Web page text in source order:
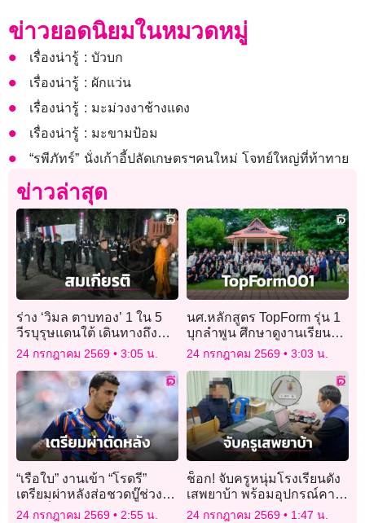
ข่าวยอดนิยมในหมวดหมู่
เรื่องน่ารู้ : บัวบก
เรื่องน่ารู้ : ผักแว่น
เรื่องน่ารู้ : มะม่วงงาช้างแดง
เรื่องน่ารู้ : มะขามป้อม
“รพีภัทร์” นั่งเก้าอี้ปลัดเกษตรฯคนใหม่ โจทย์ใหญ่ที่ท้าทาย
ข่าวล่าสุด
ร่าง ‘วิมล ตาบทอง’ 1 ใน 5
วีรบุรุษแดนใต้ เดินทางถึง
บ้านเกิดสุรินทร์สมเกียรติ
24 กรกฎาคม 2569 3:05 น.
นศ.หลักสูตร TopForm รุ่น 1
บุกลำพูน ศึกษาดูงานเรียนรู้
การพัฒนาจากพ่อเมือง
24 กรกฎาคม 2569 3:03 น.
“เรือใบ” งานเข้า “โรดรี”
เตรียมผ่าหลังส่อชวดบู๊ช่วง
ต้นซีซั่นใหม่
24 กรกฎาคม 2569 2:55 น.
ช็อก! จับครูหนุ่มโรงเรียนดัง
เสพยาบ้า พร้อมอุปกรณ์คา
กระเป๋ากางเกง
24 กรกฎาคม 2569 1:47 น.